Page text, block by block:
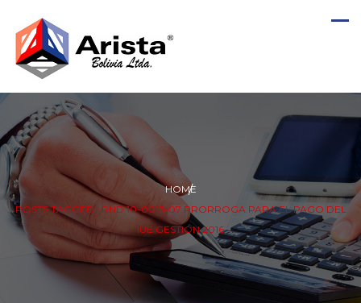
HOME
POSTS TAGGED : RND 10-0013-07 PRORROGA PARA EL PAGO DEL
IUE GESTIÓN 2016